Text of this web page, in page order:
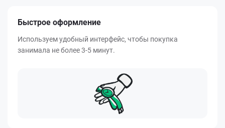
Быстрое оформление
Используем удобный интерфейс, чтобы покупка
занимала не более 3-5 минут.